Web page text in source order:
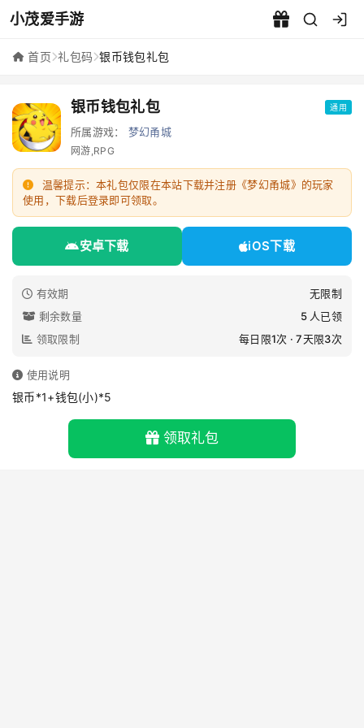
小茂爱手游
银币钱包礼包 - 小茂爱手游
首页 礼包码 银币钱包礼包
银币钱包礼包 通用
所属游戏： 梦幻甬城
网游,RPG
温馨提示：本礼包仅限在本站下载并注册《梦幻甬城》的玩家
使用，下载后登录即可领取。
安卓下载 iOS下载
有效期
无限制
剩余数量
5 人已领
领取限制
每日限1次 · 7天限3次
使用说明
银币*1+钱包(小)*5
领取礼包